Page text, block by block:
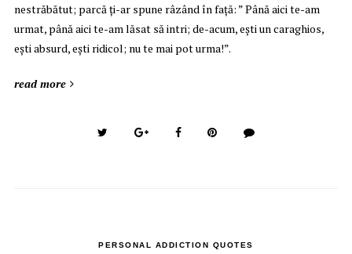
nestrăbătut; parcă ți-ar spune râzând în față: ” Până aici te-am
urmat, până aici te-am lăsat să intri; de-acum, ești un caraghios,
ești absurd, ești ridicol; nu te mai pot urma!”.
read more
PERSONAL ADDICTION QUOTES